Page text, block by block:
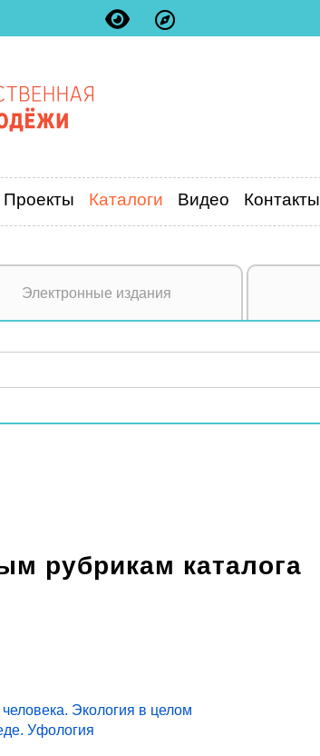
Проекты Каталоги Видео Контакты
Электронные издания
рубрикам каталога
Экология в целом
Уфология